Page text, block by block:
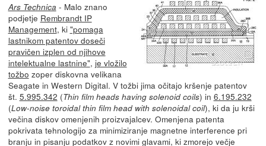
Ars Technica - Malo znano
podjetje Rembrandt IP
Management, ki "pomaga
lastnikom patentov doseči
pravičen izplen od njihove
intelektualne lastnine", je vložilo
tožbo zoper diskovna velikana
Seagate in Western Digital. V tožbi jima očitajo kršenje patentov
št. 5.995.342 (Thin film heads having solenoid coils) in 6.195.232
(Low-noise toroidal thin film head with solenoidal coil), ki da ju krši
večina diskov omenjenih proizvajalcev. Omenjena patenta
pokrivata tehnologijo za minimiziranje magnetne interference pri
branju in pisanju podatkov z novimi glavami, ki zmorejo večje